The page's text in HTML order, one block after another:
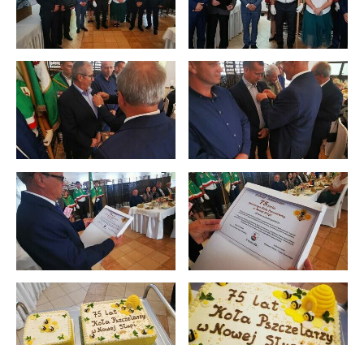
stronach podmiotów trzecich lub firm będących naszymi
partnerami oraz innych dostawców usług. Firmy te działają
w charakterze pośredników prezentujących nasze treści w
postaci wiadomości, ofert, komunikatów mediów
społecznościowych.